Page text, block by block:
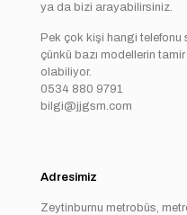
ya da bizi arayabilirsiniz.
Pek çok kişi hangi telefonu
çünkü bazı modellerin
olabiliyor.
0534 880 9791
bilgi@jjgsm.com
Adresimiz
Zeytinburnu metrobüs,